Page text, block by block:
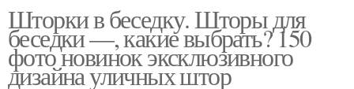
Шторки в беседку. Шторы для
беседки —, какие выбрать? 150
фото новинок эксклюзивного
дизайна уличных штор